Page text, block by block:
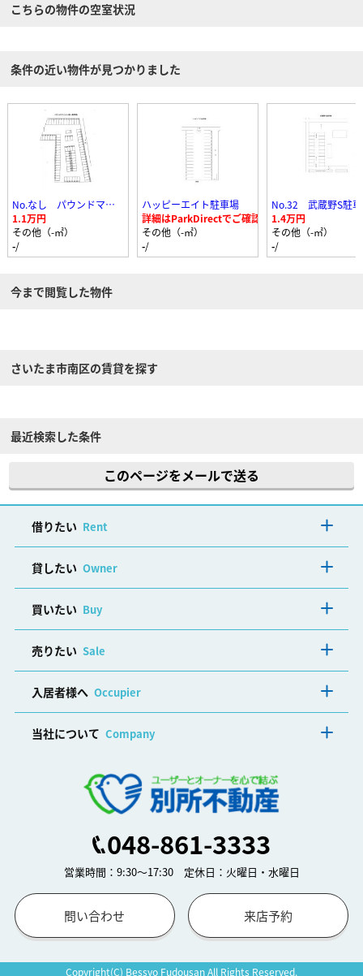
こちらの物件の空室状況
条件の近い物件が見つかりました
No.なし パウンドマンション第一駐車場
1.1万円
その他（-㎡）
-/
ハッピーエイト駐車場
詳細はParkDirectでご確認ください
その他（-㎡）
-/
No.32 武蔵野S駐
1.4万円
その他（-㎡）
-/
今まで閲覧した物件
さいたま市南区の賃貸を探す
最近検索した条件
このページをメールで送る
借りたい Rent
貸したい Owner
買いたい Buy
売りたい Sale
入居者様へ Occupier
当社について Company
048-861-3333
営業時間：9:30～17:30 定休日：火曜日・水曜日
問い合わせ 来店予約
Copyright(C) Bessyo Fudousan All Rights Reserved.